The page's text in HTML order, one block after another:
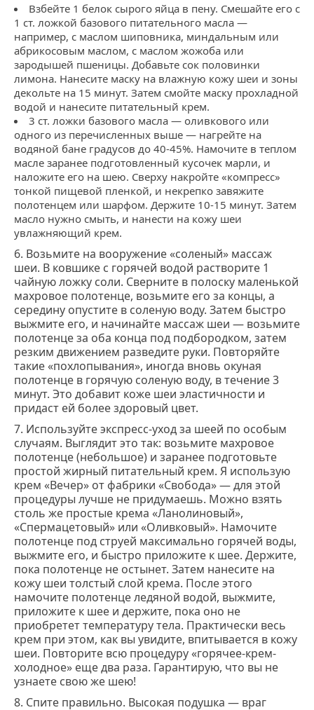
Взбейте 1 белок сырого яйца в пену. Смешайте его с
1 ст. ложкой базового питательного масла ―
например, с маслом шиповника, миндальным или
абрикосовым маслом, с маслом жожоба или
зародышей пшеницы. Добавьте сок половинки
лимона. Нанесите маску на влажную кожу шеи и зоны
декольте на 15 минут. Затем смойте маску прохладной
водой и нанесите питательный крем.
3 ст. ложки базового масла ― оливкового или
одного из перечисленных выше ― нагрейте на
водяной бане градусов до 40-45%. Намочите в теплом
масле заранее подготовленный кусочек марли, и
наложите его на шею. Сверху накройте «компресс»
тонкой пищевой пленкой, и некрепко завяжите
полотенцем или шарфом. Держите 10-15 минут. Затем
масло нужно смыть, и нанести на кожу шеи
увлажняющий крем.
6. Возьмите на вооружение «соленый» массаж
шеи. В ковшике с горячей водой растворите 1
чайную ложку соли. Сверните в полоску маленькой
махровое полотенце, возьмите его за концы, а
середину опустите в соленую воду. Затем быстро
выжмите его, и начинайте массаж шеи ― возьмите
полотенце за оба конца под подбородком, затем
резким движением разведите руки. Повторяйте
такие «похлопывания», иногда вновь окуная
полотенце в горячую соленую воду, в течение 3
минут. Это добавит коже шеи эластичности и
придаст ей более здоровый цвет.
7. Используйте экспресс-уход за шеей по особым
случаям. Выглядит это так: возьмите махровое
полотенце (небольшое) и заранее подготовьте
простой жирный питательный крем. Я использую
крем «Вечер» от фабрики «Свобода» ― для этой
процедуры лучше не придумаешь. Можно взять
столь же простые крема «Ланолиновый»,
«Спермацетовый» или «Оливковый». Намочите
полотенце под струей максимально горячей воды,
выжмите его, и быстро приложите к шее. Держите,
пока полотенце не остынет. Затем нанесите на
кожу шеи толстый слой крема. После этого
намочите полотенце ледяной водой, выжмите,
приложите к шее и держите, пока оно не
приобретет температуру тела. Практически весь
крем при этом, как вы увидите, впитывается в кожу
шеи. Повторите всю процедуру «горячее-крем-
холодное» еще два раза. Гарантирую, что вы не
узнаете свою же шею!
8. Спите правильно. Высокая подушка ― враг